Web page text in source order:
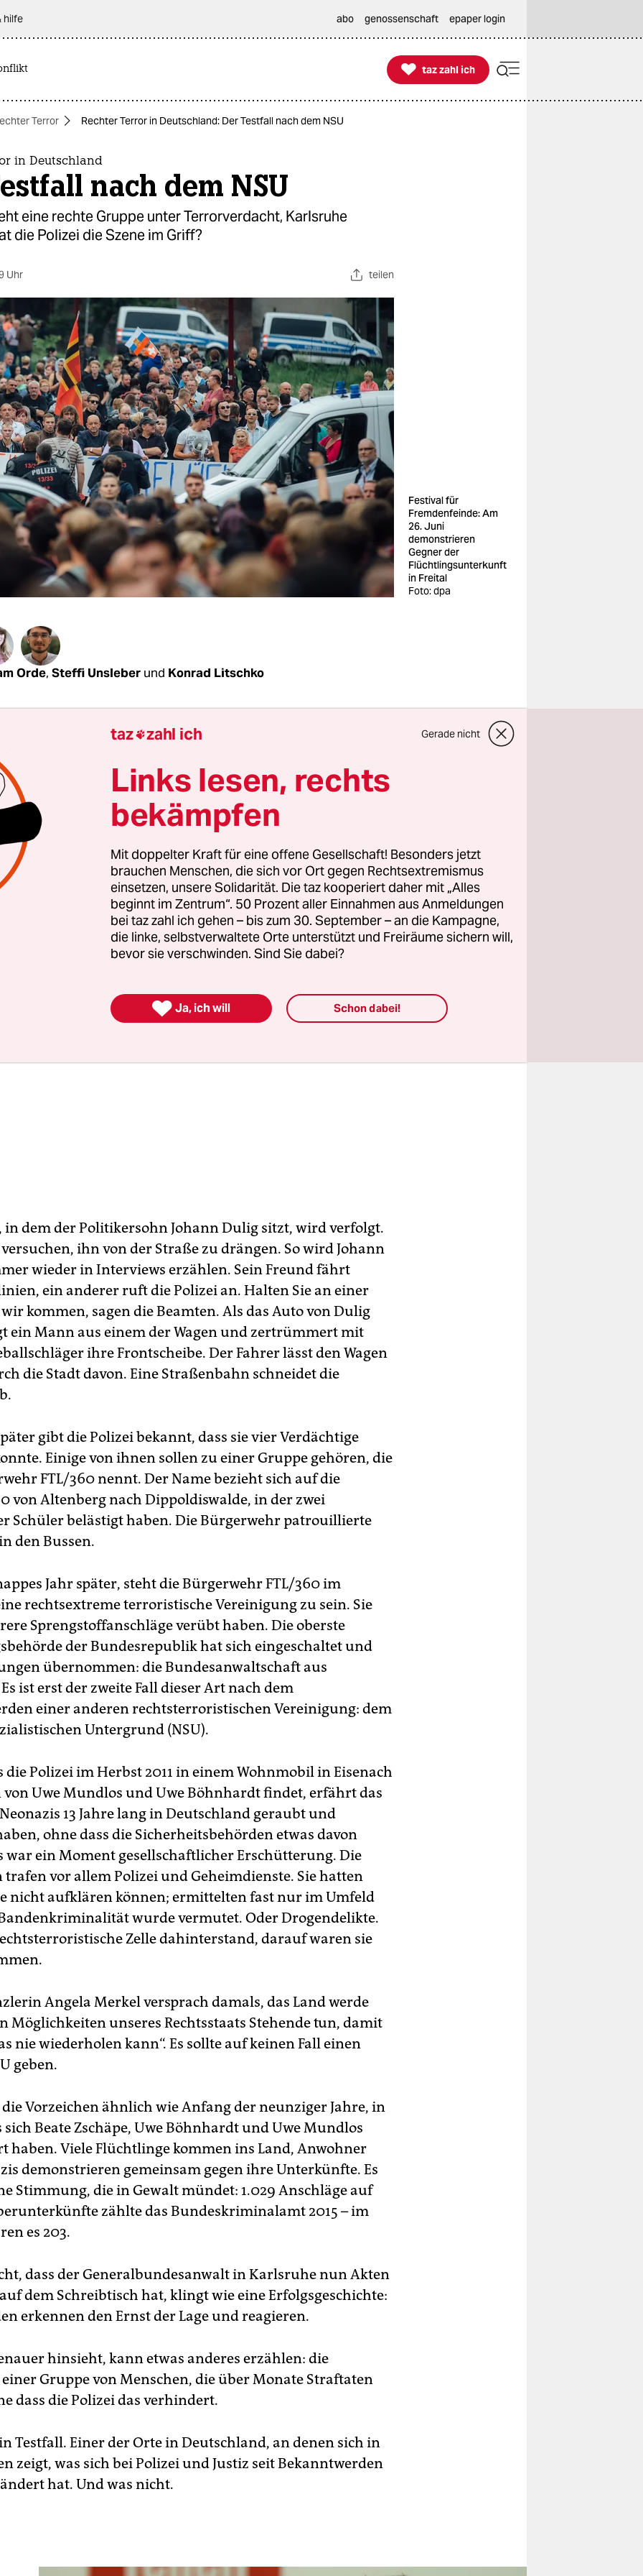
hilfe abo genossenschaft epaper login

taz zahl ich
taz zahl ich
Terror Rechter Terror in Deutschland: Der Testfall nach dem NSU
in Deutschland
nach dem NSU
eine rechte Gruppe unter Terrorverdacht, Karlsruhe
die Polizei die Szene im Griff?
Uhr teilen
Festival für
Fremdenfeinde: Am
26. Juni
demonstrieren
Gegner der
Flüchtlingsunterkunft
in Freital
Foto: dpa
Orde, Steffi Unsleber und Konrad Litschko
in Freital in das Auto von Freunden. Er hat in den
Stunden für die Solidarität mit Flüchtlingen
Sie waren wenige gewesen. Die anderen waren mehr.
in der Nähe von Dresden wird damals gerade in ganz
bekannt. Eine enthemmte Menge protestiert gegen die
von 280 weiteren Flüchtlingen. Raus, rufen die Menschen
Hotel. Raus, raus, raus! Es fliegen Böller. Freital
ist eine Art Festival des Fremdenhasses.
in dem der Politikersohn Johann Dulig sitzt, wird verfolgt.
ihn von der Straße zu drängen. So wird Johann
wieder in Interviews erzählen. Sein Freund fährt
ein anderer ruft die Polizei an. Halten Sie an einer
kommen, sagen die Beamten. Als das Auto von Dulig
ein Mann aus einem der Wagen und zertrümmert mit
ihre Frontscheibe. Der Fahrer lässt den Wagen
die Stadt davon. Eine Straßenbahn schneidet die
gibt die Polizei bekannt, dass sie vier Verdächtige
Einige von ihnen sollen zu einer Gruppe gehören, die
FTL/360 nennt. Der Name bezieht sich auf die
von Altenberg nach Dippoldiswalde, in der zwei
Schüler belästigt haben. Die Bürgerwehr patrouillierte
den Bussen.
Jahr später, steht die Bürgerwehr FTL/360 im
rechtsextreme terroristische Vereinigung zu sein. Sie
Sprengstoffanschläge verübt haben. Die oberste
der Bundesrepublik hat sich eingeschaltet und
übernommen: die Bundesanwaltschaft aus
ist erst der zweite Fall dieser Art nach dem
einer anderen rechtsterroristischen Vereinigung: dem
Untergrund (NSU).
die Polizei im Herbst 2011 in einem Wohnmobil in Eisenach
von Uwe Mundlos und Uwe Böhnhardt findet, erfährt das
13 Jahre lang in Deutschland geraubt und
ohne dass die Sicherheitsbehörden etwas davon
war ein Moment gesellschaftlicher Erschütterung. Die
trafen vor allem Polizei und Geheimdienste. Sie hatten
nicht aufklären können; ermittelten fast nur im Umfeld
wurde vermutet. Oder Drogendelikte.
Zelle dahinterstand, darauf waren sie
Angela Merkel versprach damals, das Land werde
Möglichkeiten unseres Rechtsstaats Stehende tun, damit
nie wiederholen kann“. Es sollte auf keinen Fall einen
geben.
Vorzeichen ähnlich wie Anfang der neunziger Jahre, in
sich Beate Zschäpe, Uwe Böhnhardt und Uwe Mundlos
haben. Viele Flüchtlinge kommen ins Land, Anwohner
demonstrieren gemeinsam gegen ihre Unterkünfte. Es
Stimmung, die in Gewalt mündet: 1.029 Anschläge auf
zählte das Bundeskriminalamt 2015 – im
es 203.
dass der Generalbundesanwalt in Karlsruhe nun Akten
dem Schreibtisch hat, klingt wie eine Erfolgsgeschichte:
erkennen den Ernst der Lage und reagieren.
hinsieht, kann etwas anderes erzählen: die
einer Gruppe von Menschen, die über Monate Straftaten
dass die Polizei das verhindert.
Testfall. Einer der Orte in Deutschland, an denen sich in
zeigt, was sich bei Polizei und Justiz seit Bekanntwerden
hat. Und was nicht.
taz zahl ich Gerade nicht
Links lesen, rechts
bekämpfen
Mit doppelter Kraft für eine offene Gesellschaft! Besonders jetzt
brauchen Menschen, die sich vor Ort gegen Rechtsextremismus
einsetzen, unsere Solidarität. Die taz kooperiert daher mit „Alles
beginnt im Zentrum“. 50 Prozent aller Einnahmen aus Anmeldungen
bei taz zahl ich gehen – bis zum 30. September – an die Kampagne,
die linke, selbstverwaltete Orte unterstützt und Freiräume sichern will,
bevor sie verschwinden. Sind Sie dabei?
 Ja, ich will Schon dabei!